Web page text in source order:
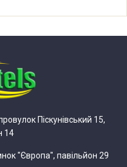
Піскунівський 15,
14
"Європа", павільйон 29